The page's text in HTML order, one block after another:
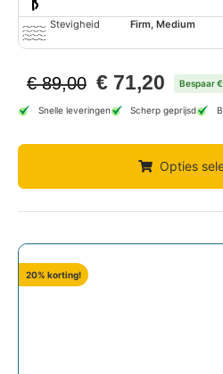
Stevigheid Firm, Medium
€89,00 € 71,20 Bespaar
Snelle leveringen Scherp geprijsd
Opties
20% korting!